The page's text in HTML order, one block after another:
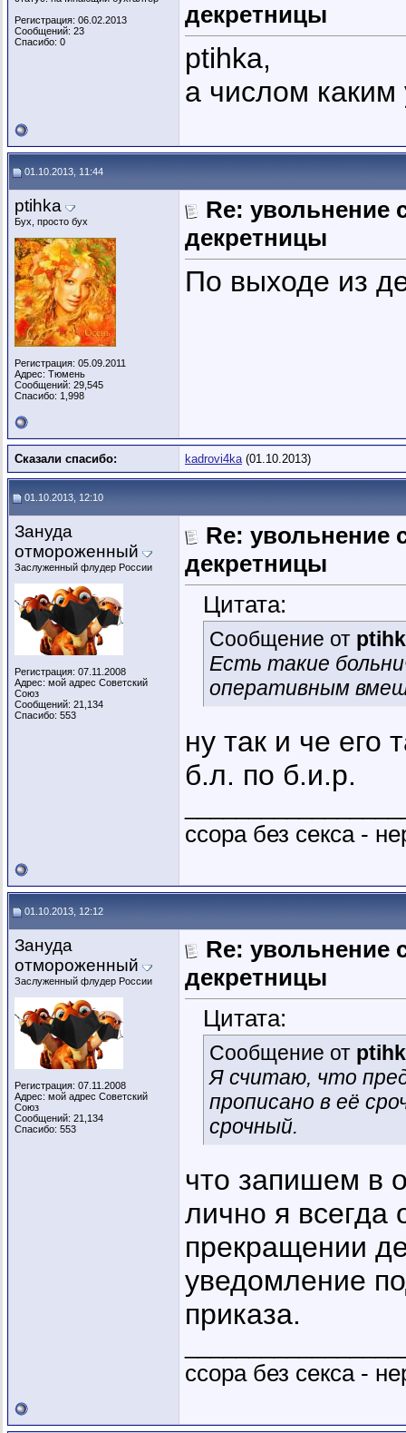
Регистрация: 06.02.2013
Сообщений: 23
Спасибо: 0
декретницы
ptihka,
а числом каким
01.10.2013, 11:44
ptihka
Бух, просто бух
Регистрация: 05.09.2011
Адрес: Тюмень
Сообщений: 29,545
Спасибо: 1,998
Re: увольнение
декретницы
По выходе из
Сказали спасибо: kadrovi4ka(01.10.2013)
01.10.2013, 12:10
Зануда
отмороженный
Заслуженный флудер России
Регистрация: 07.11.2008
Адрес: мой адрес Советский
Союз
Сообщений: 21,134
Спасибо: 553
Re: увольнение
декретницы
Цитата:
Сообщение от
Есть такие
оперативным
ну так и че его
б.л. по б.и.р.
ссора без секса -
01.10.2013, 12:12
Зануда
отмороженный
Заслуженный флудер России
Регистрация: 07.11.2008
Адрес: мой адрес Советский
Союз
Сообщений: 21,134
Спасибо: 553
Re: увольнение
декретницы
Цитата:
Сообщение от
Я считаю, что
прописано в её
срочный.
что запишем в
лично я
прекращении
уведомление
приказа.
ссора без секса -